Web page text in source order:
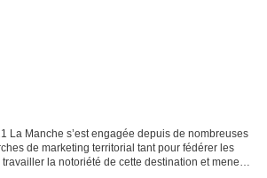
La Manche s’est engagée depuis de nombreuses
de marketing territorial tant pour fédérer les
la notoriété de cette destination et mener